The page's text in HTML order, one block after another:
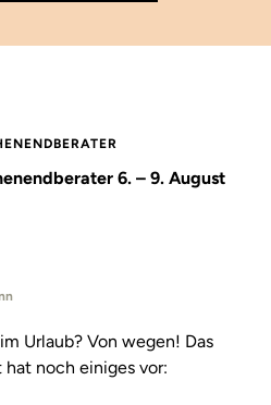
6. – 9. August
Urlaub? Von wegen! Das
noch einiges vor: